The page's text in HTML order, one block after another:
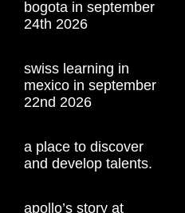
bogota in september
24th 2026
swiss learning in
mexico in september
22nd 2026
a place to discover
and develop talents.
apollo’s story at